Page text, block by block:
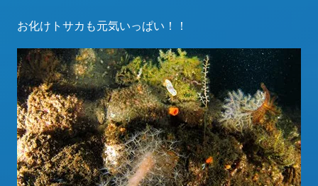
お化けトサカも元気いっぱい！！